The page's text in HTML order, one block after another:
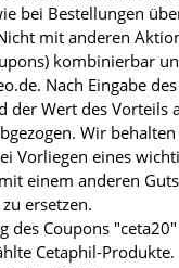
bei Bestellungen
mit anderen
kombinierbar
Nach Eingabe
der Wert des Vorteils
Wir
Vorliegen eines
einem anderen
ersetzen.
des Coupons
Cetaphil-